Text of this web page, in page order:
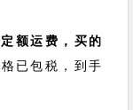
额运费，买的
已包税，到手